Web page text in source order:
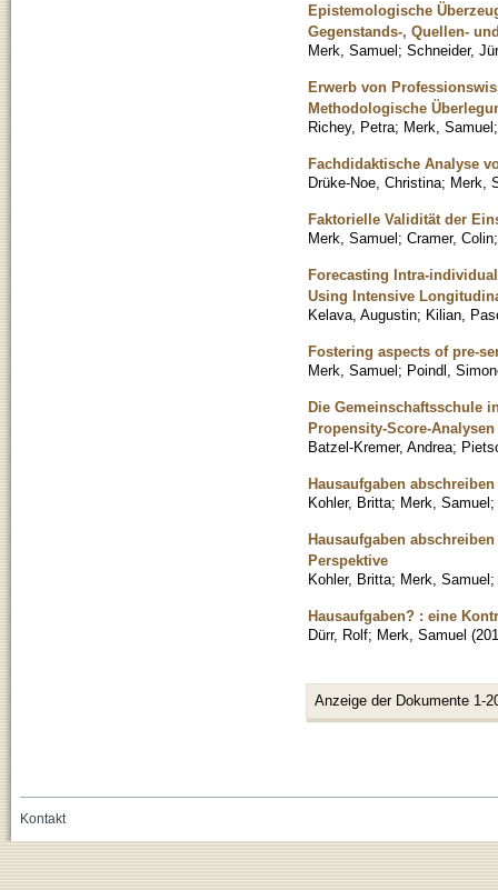
Epistemologische
Gegenstands-, Quellen-
Merk, Samuel; Schneider,
Erwerb von
Methodologische
Richey, Petra; Merk, Samuel
Fachdidaktische Analyse
Drüke-Noe, Christina; Merk,
Faktorielle Validität der
Merk, Samuel; Cramer, Colin
Forecasting Intra-
Using Intensive
Kelava, Augustin; Kilian,
Fostering aspects of pre-
Merk, Samuel; Poindl,
Die Gemeinschaftsschule
Propensity-Score-
Batzel-Kremer, Andrea;
Hausaufgaben
Kohler, Britta; Merk, Samuel;
Hausaufgaben
Perspektive
Kohler, Britta; Merk, Samuel;
Hausaufgaben? : eine
Dürr, Rolf; Merk, Samuel (
Anzeige der Dokumente 1-
Kontakt